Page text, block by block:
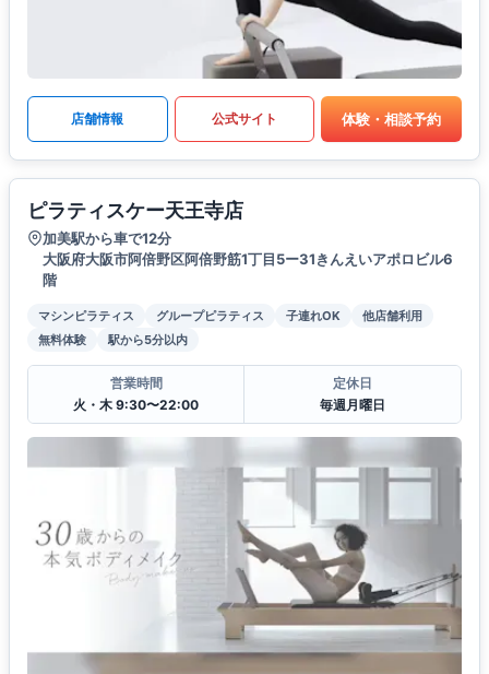
店舗情報 公式サイト 体験・相談予約
ピラティスケー天王寺店
加美駅から車で12分
大阪府大阪市阿倍野区阿倍野筋1丁目5ー31きんえいアポロビル6
階
マシンピラティス グループピラティス 子連れOK
他店舗利用
無料体験
駅から5分以内
営業時間
火・木 9:30〜22:00
定休日
毎週月曜日